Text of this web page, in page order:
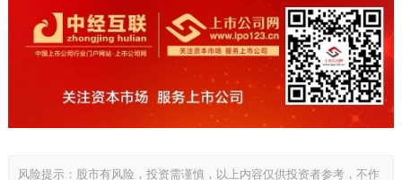
风险提示：股市有风险，投资需谨慎，以上内容仅供投资者参考，不作